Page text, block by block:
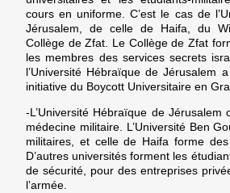
cours en uniforme. C’est le cas de
Jérusalem, de celle de Haifa, du
Collège de Zfat. Le Collège de Zfat
les membres des services secrets
l’Université Hébraïque de Jérusalem
initiative du Boycott Universitaire en
-L’Université Hébraïque de
médecine militaire. L’Université Ben
militaires, et celle de Haifa forme
D’autres universités forment les
de sécurité, pour des entreprises
l’armée.